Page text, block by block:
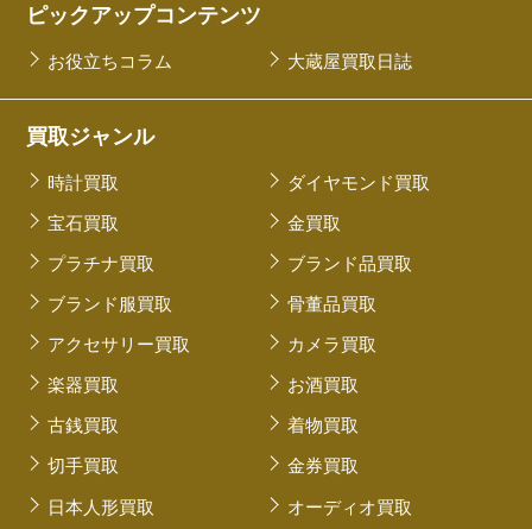
ピックアップコンテンツ
お役立ちコラム 大蔵屋買取日誌
買取ジャンル
時計買取 ダイヤモンド買取
宝石買取 金買取
プラチナ買取 ブランド品買取
ブランド服買取 骨董品買取
アクセサリー買取 カメラ買取
楽器買取 お酒買取
古銭買取 着物買取
切手買取 金券買取
日本人形買取 オーディオ買取